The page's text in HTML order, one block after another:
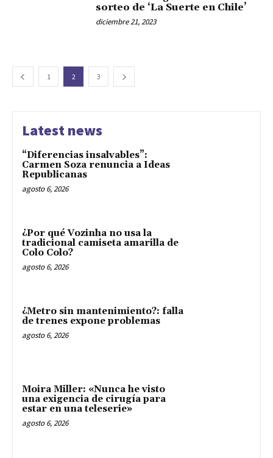
sorteo de ‘La Suerte en Chile’
diciembre 21, 2023
1 2 3
Latest news
“Diferencias insalvables”:
Carmen Soza renuncia a Ideas
Republicanas
agosto 6, 2026
¿Por qué Vozinha no usa la
tradicional camiseta amarilla de
Colo Colo?
agosto 6, 2026
¿Metro sin mantenimiento?: falla
de trenes expone problemas
agosto 6, 2026
Moira Miller: «Nunca he visto
una exigencia de cirugía para
estar en una teleserie»
agosto 6, 2026